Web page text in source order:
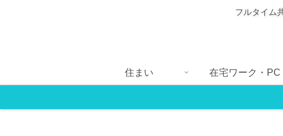
フルタイム
住まい 在宅ワーク・PC